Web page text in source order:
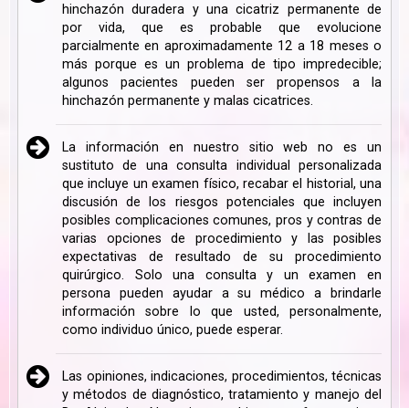
hinchazón duradera y una cicatriz permanente de
por vida, que es probable que evolucione
parcialmente en aproximadamente 12 a 18 meses o
más porque es un problema de tipo impredecible;
algunos pacientes pueden ser propensos a la
hinchazón permanente y malas cicatrices.
La información en nuestro sitio web no es un
sustituto de una consulta individual personalizada
que incluye un examen físico, recabar el historial, una
discusión de los riesgos potenciales que incluyen
posibles complicaciones comunes, pros y contras de
varias opciones de procedimiento y las posibles
expectativas de resultado de su procedimiento
quirúrgico. Solo una consulta y un examen en
persona pueden ayudar a su médico a brindarle
información sobre lo que usted, personalmente,
como individuo único, puede esperar.
Las opiniones, indicaciones, procedimientos, técnicas
y métodos de diagnóstico, tratamiento y manejo del